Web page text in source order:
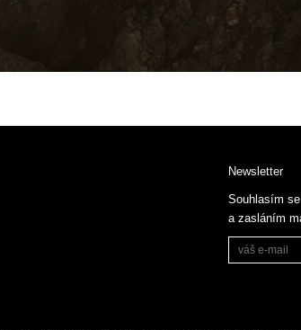
Newsletter
Souhlasím
a zasláním